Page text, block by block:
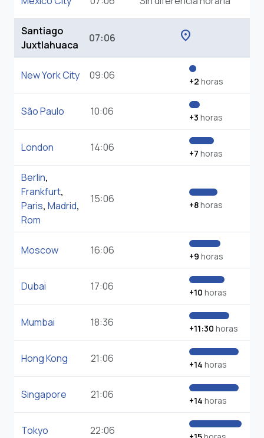
Santiago
Juxtlahuaca
07:06 location_on
New York City 09:06 +2 horas
São Paulo 10:06 +3 horas
London 14:06 +7 horas
Berlin,
Frankfurt,
Paris, Madrid,
Rom
15:06 +8horas
Moscow 16:06 +9 horas
Dubai 17:06 +10 horas
Mumbai 18:36 +11:30 horas
Hong Kong 21:06 +14 horas
Singapore 21:06 +14 horas
Tokyo 22:06